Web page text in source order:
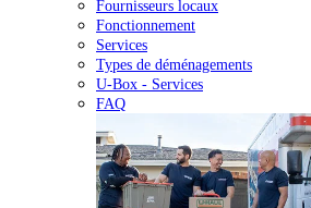
Fournisseurs locaux
Fonctionnement
Services
Types de déménagements
U-Box - Services
FAQ